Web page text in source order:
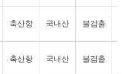
축산항 국내산 불검출
축산항 국내산 불검출